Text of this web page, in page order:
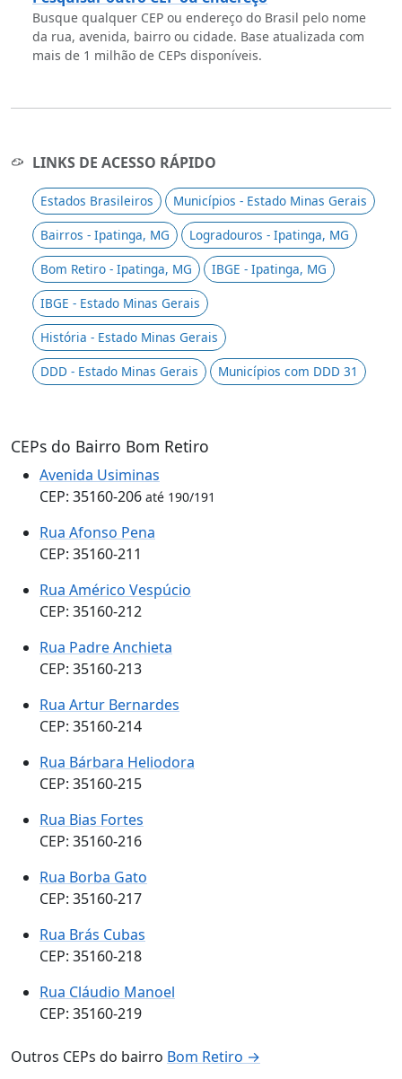
Busque qualquer CEP ou endereço do Brasil pelo nome
da rua, avenida, bairro ou cidade. Base atualizada com
mais de 1 milhão de CEPs disponíveis.
LINKS DE ACESSO RÁPIDO
Estados Brasileiros
Municípios - Estado Minas Gerais
Bairros - Ipatinga, MG
Logradouros - Ipatinga, MG
Bom Retiro - Ipatinga, MG
IBGE - Ipatinga, MG
IBGE - Estado Minas Gerais
História - Estado Minas Gerais
DDD - Estado Minas Gerais
Municípios com DDD 31
CEPs do Bairro Bom Retiro
Avenida Usiminas
CEP: 35160-206 até 190/191
Rua Afonso Pena
CEP: 35160-211
Rua Américo Vespúcio
CEP: 35160-212
Rua Padre Anchieta
CEP: 35160-213
Rua Artur Bernardes
CEP: 35160-214
Rua Bárbara Heliodora
CEP: 35160-215
Rua Bias Fortes
CEP: 35160-216
Rua Borba Gato
CEP: 35160-217
Rua Brás Cubas
CEP: 35160-218
Rua Cláudio Manoel
CEP: 35160-219
Outros CEPs do bairro Bom Retiro →